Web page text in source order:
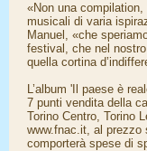
«Non una
musicali di varia
Manuel, «che
festival, che nel
quella cortina
L’album 'Il paese è
7 punti vendita della
Torino Centro, Torino
www.fnac.it, al prezzo
comporterà spese di